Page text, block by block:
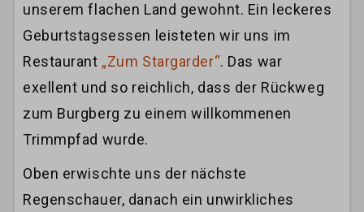
unserem flachen Land gewohnt. Ein leckeres
Geburtstagsessen leisteten wir uns im
Restaurant „Zum Stargarder“. Das war
exellent und so reichlich, dass der Rückweg
zum Burgberg zu einem willkommenen
Trimmpfad wurde.
Oben erwischte uns der nächste
Regenschauer, danach ein unwirkliches